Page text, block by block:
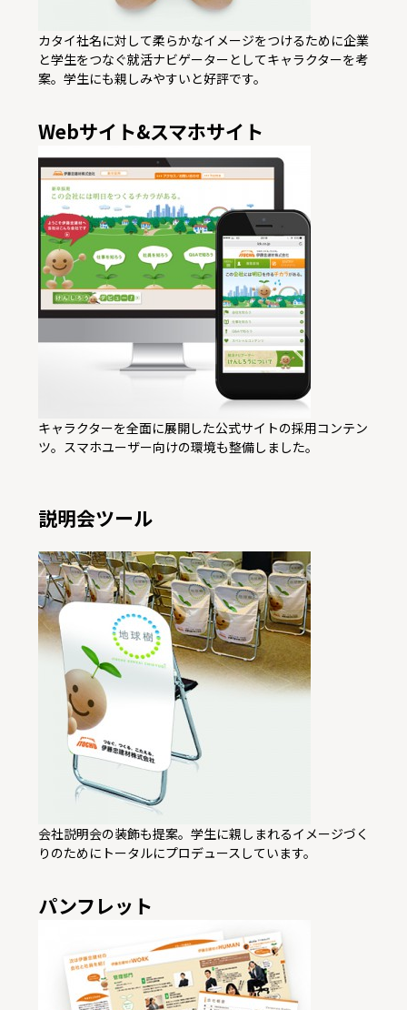
カタイ社名に対して柔らかなイメージをつけるために企業
と学生をつなぐ就活ナビゲーターとしてキャラクターを考
案。学生にも親しみやすいと好評です。
Webサイト&スマホサイト
キャラクターを全面に展開した公式サイトの採用コンテン
ツ。スマホユーザー向けの環境も整備しました。
説明会ツール
会社説明会の装飾も提案。学生に親しまれるイメージづく
りのためにトータルにプロデュースしています。
パンフレット